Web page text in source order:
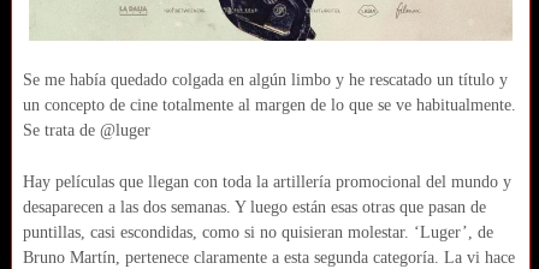
Se me había quedado colgada en algún limbo y he rescatado un título y
un concepto de cine totalmente al margen de lo que se ve habitualmente.
Se trata de @luger
Hay películas que llegan con toda la artillería promocional del mundo y
desaparecen a las dos semanas. Y luego están esas otras que pasan de
puntillas, casi escondidas, como si no quisieran molestar. ‘Luger’, de
Bruno Martín, pertenece claramente a esta segunda categoría. La vi hace